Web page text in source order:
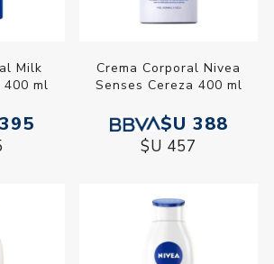
Milk
ml
Crema Corporal Nivea
Senses Cereza 400 ml
$U 388
$U 457